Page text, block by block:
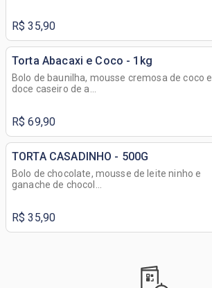
R$ 35,90
Torta Abacaxi e Coco - 1kg
Bolo de baunilha, mousse cremosa de coco e
doce caseiro de a...
R$ 69,90
TORTA CASADINHO - 500G
Bolo de chocolate, mousse de leite ninho e
ganache de chocol...
R$ 35,90